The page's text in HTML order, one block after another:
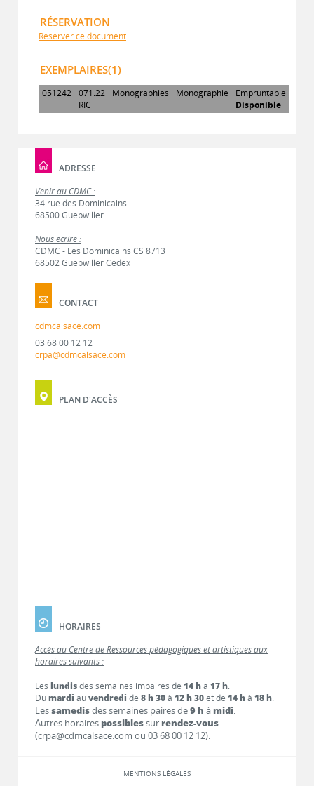
RÉSERVATION
Réserver ce document
EXEMPLAIRES(1)
051242 071.22
RIC
Monographies Monographie
Empruntable
Disponible
ADRESSE
Venir au CDMC :
34 rue des Dominicains
68500 Guebwiller
Nous écrire :
CDMC - Les Dominicains CS 8713
68502 Guebwiller Cedex
CONTACT
cdmcalsace.com
03 68 00 12 12
crpa@cdmcalsace.com
PLAN D'ACCÈS
HORAIRES
Accès au Centre de Ressources pédagogiques et artistiques aux
horaires suivants :
Les lundisdes semaines impaires de 14 hà 17 h.
Dumardi auvendredi de 8 h 30à 12 h 30et de 14 hà 18 h.
Lessamedisdes semaines paires de9 h à midi.
Autres horaires possiblessur rendez-vous
(crpa@cdmcalsace.com ou 03 68 00 12 12).
MENTIONS LÉGALES